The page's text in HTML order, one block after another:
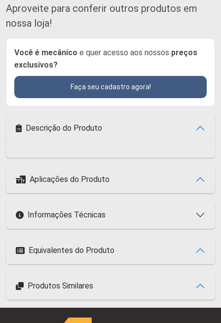
Aproveite para conferir outros produtos em
nossa loja!
Você é mecânico e quer acesso aos nossos preços
exclusivos?
Faça seu cadastro agora!
Descrição do Produto
Aplicações do Produto
Informações Técnicas
Equivalentes do Produto
Produtos Similares